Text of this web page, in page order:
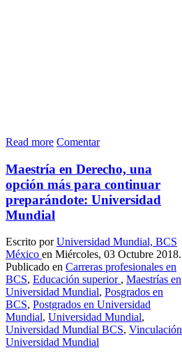
Read more Comentar
Maestría en Derecho, una
opción más para continuar
preparándote: Universidad
Mundial
Escrito porUniversidad Mundial, BCS
México en Miércoles, 03 Octubre 2018.
Publicado en Carreras profesionales en
BCS, Educación superior , Maestrías en
Universidad Mundial, Posgrados en
BCS, Postgrados en Universidad
Mundial, Universidad Mundial,
Universidad Mundial BCS, Vinculación
Universidad Mundial